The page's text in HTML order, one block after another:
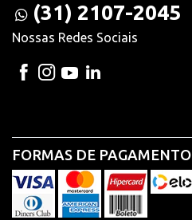
(31) 2107-2045
Nossas Redes Sociais
FORMAS DE PAGAMENTO